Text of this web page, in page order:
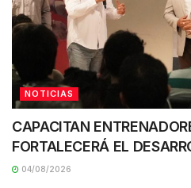
NOTICIAS
CAPACITAN
FORTALECERÁ EL
04/08/2026